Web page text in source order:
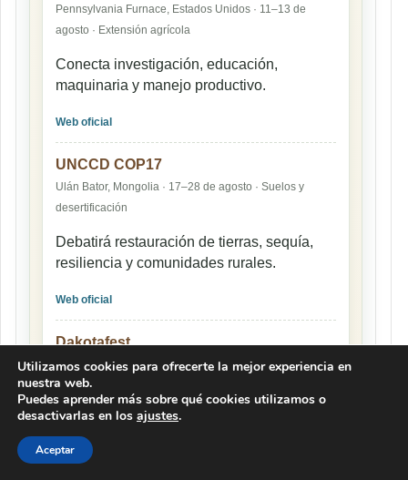
Pennsylvania Furnace, Estados Unidos · 11–13 de
agosto · Extensión agrícola
Conecta investigación, educación,
maquinaria y manejo productivo.
Web oficial
UNCCD COP17
Ulán Bator, Mongolia · 17–28 de agosto · Suelos y
desertificación
Debatirá restauración de tierras, sequía,
resiliencia y comunidades rurales.
Web oficial
Dakotafest
Mitchell, Estados Unidos · 18–20 de agosto · Agricultura
y ganadería
Feria de maquinaria, insumos, producción
y negocios rurales.
Utilizamos cookies para ofrecerte la mejor experiencia en
nuestra web.
Puedes aprender más sobre qué cookies utilizamos o
desactivarlas en los ajustes.
Aceptar